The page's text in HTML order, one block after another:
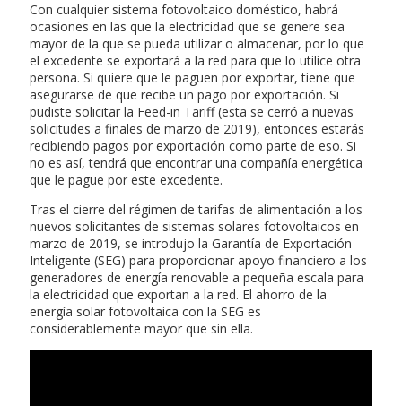
Con cualquier sistema fotovoltaico doméstico, habrá
ocasiones en las que la electricidad que se genere sea
mayor de la que se pueda utilizar o almacenar, por lo que
el excedente se exportará a la red para que lo utilice otra
persona. Si quiere que le paguen por exportar, tiene que
asegurarse de que recibe un pago por exportación. Si
pudiste solicitar la Feed-in Tariff (esta se cerró a nuevas
solicitudes a finales de marzo de 2019), entonces estarás
recibiendo pagos por exportación como parte de eso. Si
no es así, tendrá que encontrar una compañía energética
que le pague por este excedente.
Tras el cierre del régimen de tarifas de alimentación a los
nuevos solicitantes de sistemas solares fotovoltaicos en
marzo de 2019, se introdujo la Garantía de Exportación
Inteligente (SEG) para proporcionar apoyo financiero a los
generadores de energía renovable a pequeña escala para
la electricidad que exportan a la red. El ahorro de la
energía solar fotovoltaica con la SEG es
considerablemente mayor que sin ella.